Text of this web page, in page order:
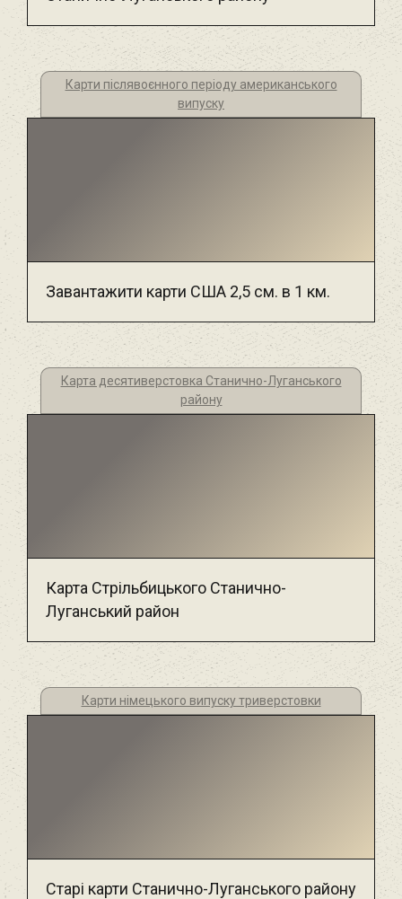
Карти післявоєнного періоду американського
випуску
Завантажити карти США 2,5 см. в 1 км.
Карта десятиверстовка Станично-Луганського
району
Карта Стрільбицького Станично-
Луганський район
Карти німецького випуску триверстовки
Старі карти Станично-Луганського району